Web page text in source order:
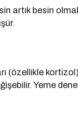
artık besin
(özellikle
Yeme